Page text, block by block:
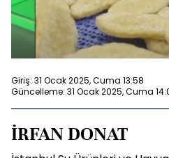
Giriş: 31 Ocak 2025, Cuma 13:58
Güncelleme: 31 Ocak 2025, Cuma
İRFAN DONAT